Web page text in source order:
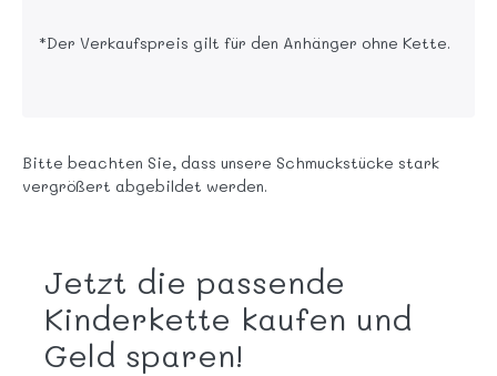
*Der Verkaufspreis gilt für den Anhänger ohne Kette.
Bitte beachten Sie, dass unsere Schmuckstücke stark
vergrößert abgebildet werden.
Jetzt die passende
Kinderkette kaufen und
Geld sparen!